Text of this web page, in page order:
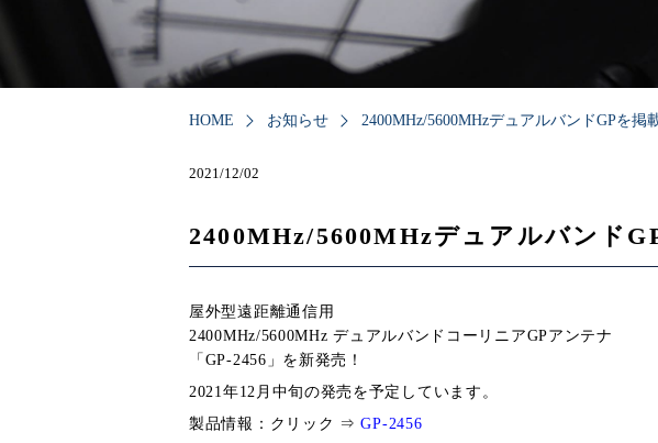
HOME お知らせ 2400MHz/5600MHzデュアルバンドGPを掲
2021/12/02
2400MHz/5600MHzデュアルバンド
屋外型遠距離通信用
2400MHz/5600MHz デュアルバンドコーリニアGPアンテナ
「GP-2456」を新発売！
2021年12月中旬の発売を予定しています。
製品情報：クリック ⇒GP-2456